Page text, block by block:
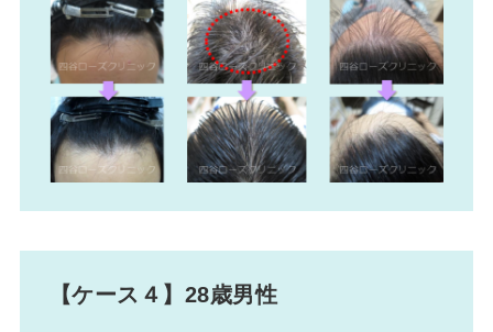
【ケース４】28歳男性